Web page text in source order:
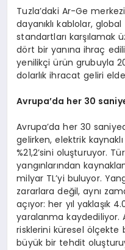
Tuzla’daki Ar-Ge
dayanıklı kablolar,
standartları karşılamak
dört bir yanına ihraç
yenilikçi ürün grubuyla
dolarlık ihracat geliri
Avrupa’da her 30
Avrupa’da her 30
gelirken, elektrik
%21,2’sini oluşturuyor.
yangınlarından
milyar TL’yi buluyor.
zararlara değil, aynı
açıyor: her yıl yaklaşık
yaralanma kaydediliyor.
risklerini küresel
büyük bir tehdit